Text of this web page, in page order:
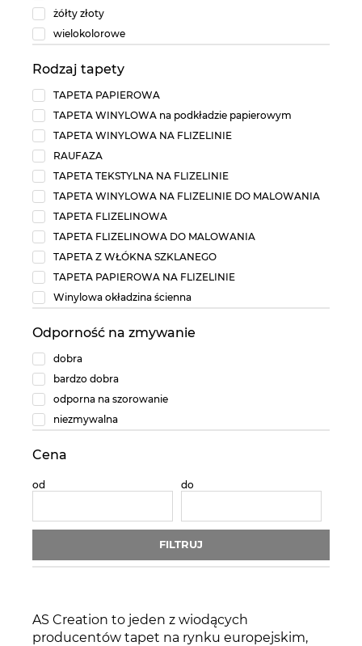
żółty złoty
wielokolorowe
Rodzaj tapety
TAPETA PAPIEROWA
TAPETA WINYLOWA na podkładzie papierowym
TAPETA WINYLOWA NA FLIZELINIE
RAUFAZA
TAPETA TEKSTYLNA NA FLIZELINIE
TAPETA WINYLOWA NA FLIZELINIE DO MALOWANIA
TAPETA FLIZELINOWA
TAPETA FLIZELINOWA DO MALOWANIA
TAPETA Z WŁÓKNA SZKLANEGO
TAPETA PAPIEROWA NA FLIZELINIE
Winylowa okładzina ścienna
Odporność na zmywanie
dobra
bardzo dobra
odporna na szorowanie
niezmywalna
Cena
od do
FILTRUJ
AS Creation to jeden z wiodących
producentów tapet na rynku europejskim,